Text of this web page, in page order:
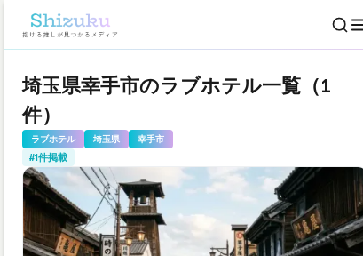
埼玉県幸手市のラブホテル一覧（1
件）
ラブホテル 埼玉県 幸手市
#1件掲載